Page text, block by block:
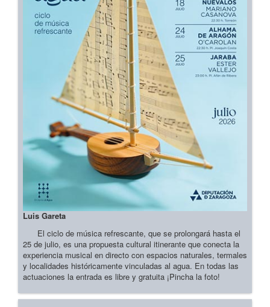
Luis Gareta
El ciclo de música refrescante, que se prolongará hasta el
25 de julio, es una propuesta cultural itinerante que conecta la
experiencia musical en directo con espacios naturales, termales
y localidades históricamente vinculadas al agua. En todas las
actuaciones la entrada es libre y gratuita ¡Pincha la foto!